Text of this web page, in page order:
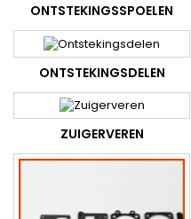
ONTSTEKINGSSPOELEN
ONTSTEKINGSDELEN
ZUIGERVEREN